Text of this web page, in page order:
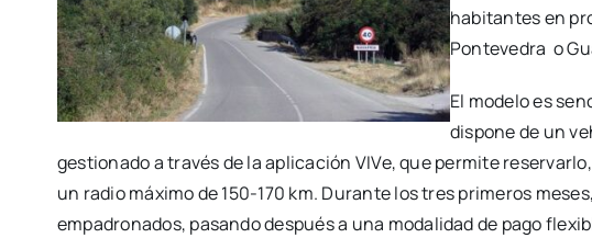
habitantes en
Pontevedra o
El modelo es
dispone de un
gestionado a través de la aplicación VIVe, que permite
un radio máximo de 150-170 km. Durante los tres primeros
empadronados, pasando después a una modalidad de pago